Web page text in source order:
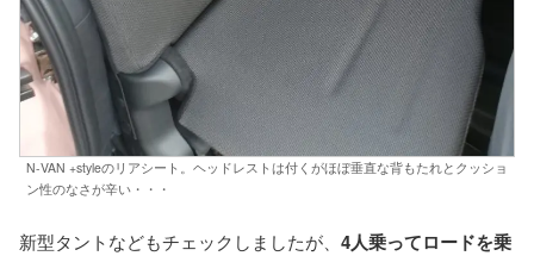
N-VAN +styleのリアシート。ヘッドレストは付くがほぼ垂直な背もたれとクッショ
ン性のなさが辛い・・・
新型タントなどもチェックしましたが、 4人乗ってロードを乗